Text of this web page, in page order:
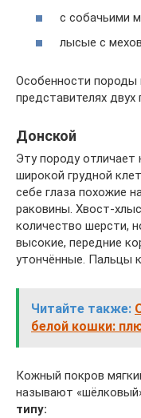
с собачьими
лысые с
Особенности
представителях двух
Донской
Эту породу отличает
широкой грудной
себе глаза похожие
раковины. Хвост-
количество шерсти,
высокие, передние
утончённые. Пальцы
Читайте также:
белой кошки:
Кожный покров
называют
типу: